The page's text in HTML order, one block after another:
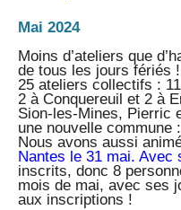
Mai 2024
Moins d’ateliers que
de tous les jours fériés
25 ateliers collectifs :
2 à Conquereuil et 2 à
Sion-les-Mines, Pierric
une nouvelle commune
Nous avons aussi
Nantes le 31 mai. Avec
inscrits, donc 8
mois de mai, avec ses
aux inscriptions !